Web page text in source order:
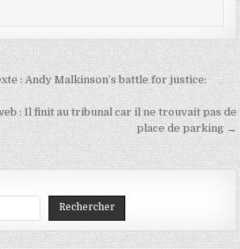
: Andy Malkinson’s battle for justice:
: Il finit au tribunal car il ne trouvait pas de
place de parking →
Rechercher